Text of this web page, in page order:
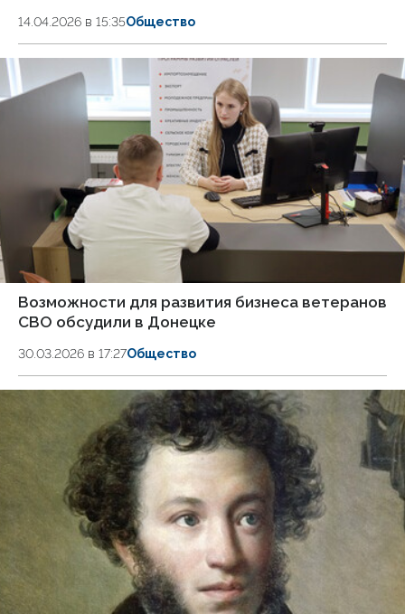
14.04.2026 в 15:35Общество
Возможности для развития бизнеса ветеранов
СВО обсудили в Донецке
30.03.2026 в 17:27Общество